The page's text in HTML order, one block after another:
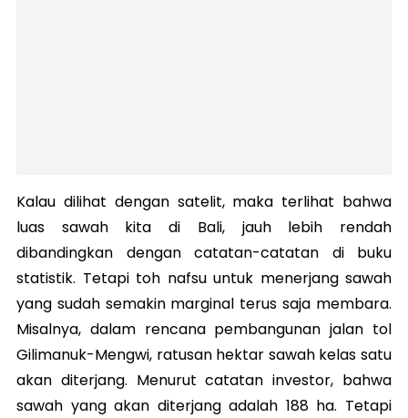
Kalau dilihat dengan satelit, maka terlihat bahwa
luas sawah kita di Bali, jauh lebih rendah
dibandingkan dengan catatan-catatan di buku
statistik. Tetapi toh nafsu untuk menerjang sawah
yang sudah semakin marginal terus saja membara.
Misalnya, dalam rencana pembangunan jalan tol
Gilimanuk-Mengwi, ratusan hektar sawah kelas satu
akan diterjang. Menurut catatan investor, bahwa
sawah yang akan diterjang adalah 188 ha. Tetapi